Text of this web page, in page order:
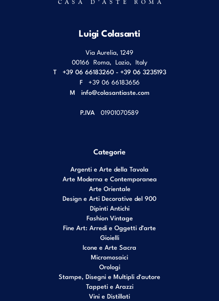
Luigi Colasanti
Via Aurelia, 1249
00166 Roma Lazio Italy
T
+39 06 66183260 - +39 06 3235193
F
+39 06 66183656
M info@colasantiaste.com
P.IVA 01901070589
Categorie
Argenti e Arte della Tavola
Arte Moderna e Contemporanea
Arte Orientale
Design e Arti Decorative del 900
Dipinti Antichi
Fashion Vintage
Fine Art: Arredi e Oggetti d’arte
Gioielli
Icone e Arte Sacra
Micromosaici
Orologi
Stampe, Disegni e Multipli d'autore
Tappeti e Arazzi
Vini e Distillati